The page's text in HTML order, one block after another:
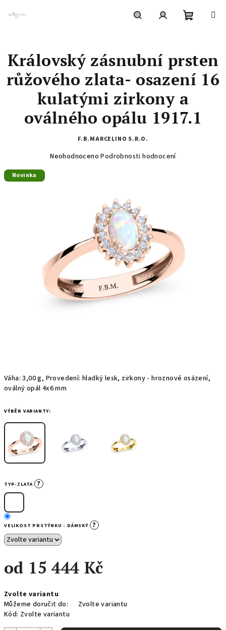
košík
Váha: 3,00 g, Provedení: hladký lesk, zirkony - hroznové osázení,
oválný opál 4x6 mm
VÝBĚR VARIANTY:
TYP-ZLATA ?
VELIKOST PRSTÝNKU - DÁMSKÝ ?
od 15 444 Kč
cena:
Zvolte variantu
Můžeme doručit do:
Zvolte variantu
Kód: Zvolte variantu
Královský zásnubní prsten
růžového zlata- osazení 16
kulatými zirkony a
oválného opálu 1917.1
F.B.MARCELINO S.R.O.
Průměrné
Neohodnoceno Podrobnosti hodnocení
Novinka